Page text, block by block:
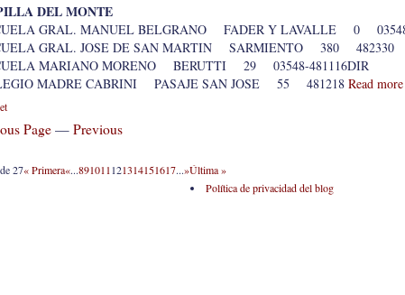
DEL MONTE
GRAL. MANUEL BELGRANO FADER Y LAVALLE 0
GRAL. JOSE DE SAN MARTIN SARMIENTO 380 482330
MARIANO MORENO BERUTTI 29 03548-481116DIR
MADRE CABRINI PASAJE SAN JOSE 55 481218 Read
Page — Previous
27« Primera«...891011 121314151617...»Última »
Política de privacidad del blog